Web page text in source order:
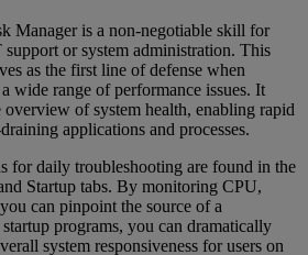
Manager is a non-negotiable skill for
or system administration. This
as the first line of defense when
wide range of performance issues. It
overview of system health, enabling rapid
applications and processes.
for daily troubleshooting are found in the
Startup tabs. By monitoring CPU,
can pinpoint the source of a
programs, you can dramatically
system responsiveness for users on